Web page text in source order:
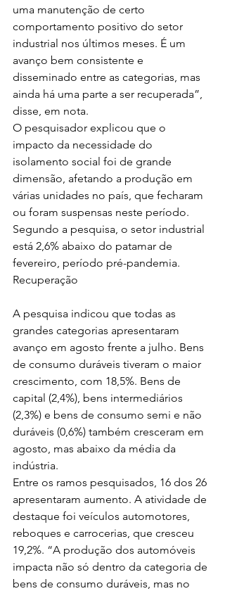
uma manutenção de certo
comportamento positivo do setor
industrial nos últimos meses. É um
avanço bem consistente e
disseminado entre as categorias, mas
ainda há uma parte a ser recuperada”,
disse, em nota.
O pesquisador explicou que o
impacto da necessidade do
isolamento social foi de grande
dimensão, afetando a produção em
várias unidades no país, que fecharam
ou foram suspensas neste período.
Segundo a pesquisa, o setor industrial
está 2,6% abaixo do patamar de
fevereiro, período pré-pandemia.
Recuperação
A pesquisa indicou que todas as
grandes categorias apresentaram
avanço em agosto frente a julho. Bens
de consumo duráveis tiveram o maior
crescimento, com 18,5%. Bens de
capital (2,4%), bens intermediários
(2,3%) e bens de consumo semi e não
duráveis (0,6%) também cresceram em
agosto, mas abaixo da média da
indústria.
Entre os ramos pesquisados, 16 dos 26
apresentaram aumento. A atividade de
destaque foi veículos automotores,
reboques e carrocerias, que cresceu
19,2%. “A produção dos automóveis
impacta não só dentro da categoria de
bens de consumo duráveis, mas no